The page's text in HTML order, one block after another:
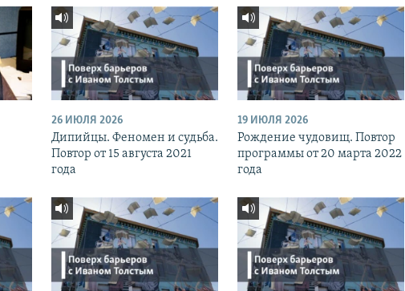
26 ИЮЛЯ 2026
Дипийцы. Феномен и судьба.
Повтор от 15 августа 2021
года
19 ИЮЛЯ 2026
Рождение чудовищ. Повтор
программы от 20 марта 2022
года